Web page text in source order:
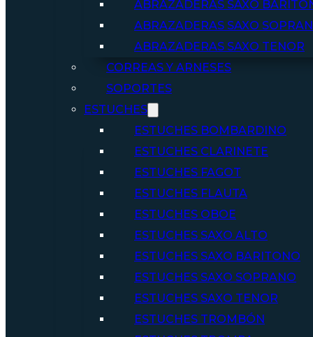
ABRAZADERAS SAXO
ABRAZADERAS SAXO
ABRAZADERAS SAXO TENOR
CORREAS Y ARNESES
SOPORTES
ESTUCHES
ESTUCHES BOMBARDINO
ESTUCHES CLARINETE
ESTUCHES FAGOT
ESTUCHES FLAUTA
ESTUCHES OBOE
ESTUCHES SAXO ALTO
ESTUCHES SAXO BARITONO
ESTUCHES SAXO SOPRANO
ESTUCHES SAXO TENOR
ESTUCHES TROMBÓN